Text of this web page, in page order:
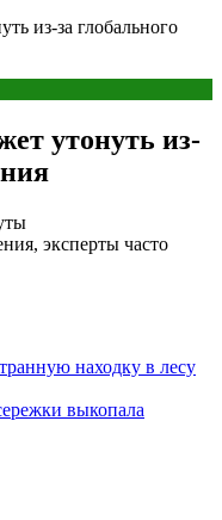
из-за глобального
утонуть из-
эксперты часто
находку в лесу
выкопала